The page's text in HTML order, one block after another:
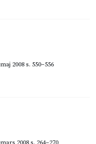
maj 2008s. 550–556